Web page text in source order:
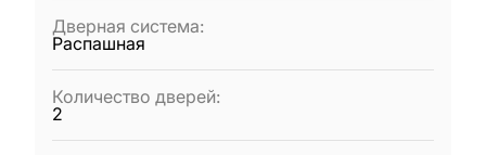
Дверная система:
Распашная
Количество дверей:
2